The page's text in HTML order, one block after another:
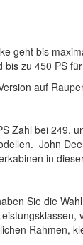
geht bis
bis zu 450 PS
auf
Zahl bei 249,
John
in
Sie die
Rahmen,